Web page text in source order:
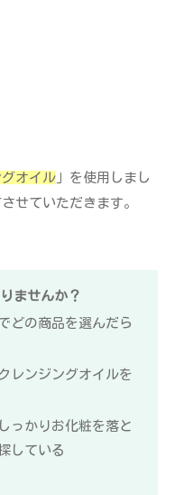
オイル 」を使用しまし
せていただきます。
ませんか？
どの商品を選んだら
レンジングオイルを
っかりお化粧を落と
している